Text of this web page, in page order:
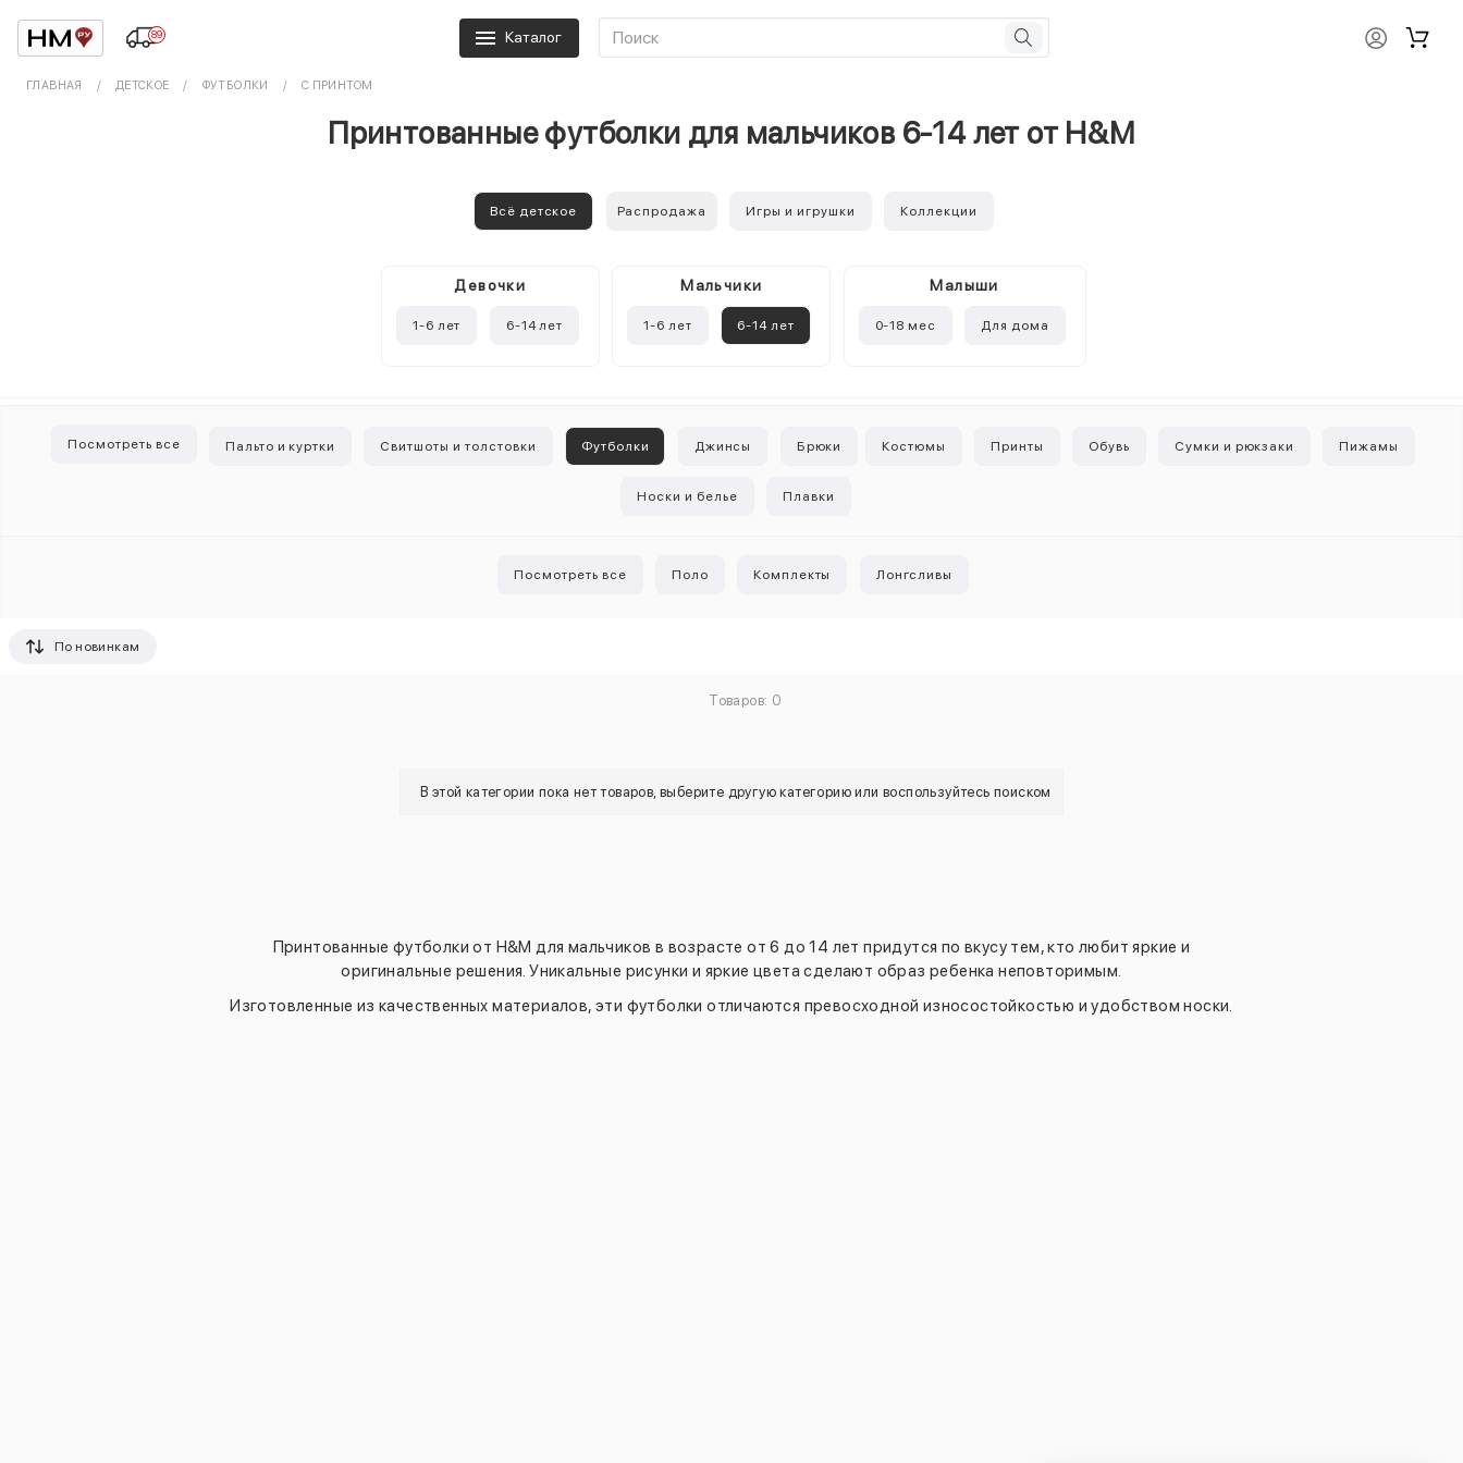
89 Каталог
ГЛАВНАЯ ДЕТСКОЕ ФУТБОЛКИ С ПРИНТОМ
Принтованные футболки для мальчиков 6-14 лет от H&M
Всё детское Распродажа Игры и игрушки Коллекции
Девочки
1-6 лет 6-14 лет
Mальчики
1-6 лет 6-14 лет
Малыши
0-18 мес Для дома
Посмотреть все Пальто и куртки Свитшоты и толстовки Футболки Джинсы Брюки Костюмы Принты Обувь Сумки и рюкзаки Пижамы
Носки и белье Плавки
Посмотреть все Поло Комплекты Лонгсливы
По новинкам
Товаров: 0
В этой категории пока нет товаров, выберите другую категорию или воспользуйтесь поиском
Принтованные футболки от H&M для мальчиков в возрасте от 6 до 14 лет придутся по вкусу тем, кто любит яркие и
оригинальные решения. Уникальные рисунки и яркие цвета сделают образ ребенка неповторимым.
Изготовленные из качественных материалов, эти футболки отличаются превосходной износостойкостью и удобством носки.